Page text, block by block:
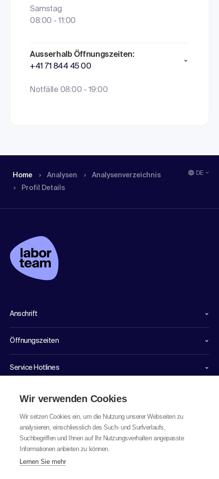
Samstag
08:00 - 11:00
Ausserhalb Öffnungszeiten:
+41 71 844 45 00
Notfälle 08:00 - 19:00
Home Analysen
Analysen­verzeichnis
Profil Details
DE
Anschrift
Öffnungszeiten
Service Hotlines
LinksWir verwenden Cookies
Wir setzen Cookies ein, um die Nutzung unserer Webseiten zu
analysieren, einschliesslich des Such- und Surfverlaufs,
Suchbegriffen und Ihnen auf Ihr Nutzungsverhalten angepasste
Informationen anbieten zu können.
Lernen Sie mehr